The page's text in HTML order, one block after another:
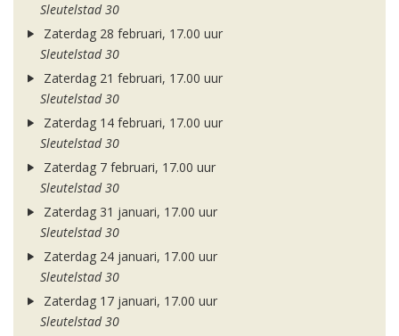
Sleutelstad 30
Zaterdag 28 februari, 17.00 uur
Sleutelstad 30
Zaterdag 21 februari, 17.00 uur
Sleutelstad 30
Zaterdag 14 februari, 17.00 uur
Sleutelstad 30
Zaterdag 7 februari, 17.00 uur
Sleutelstad 30
Zaterdag 31 januari, 17.00 uur
Sleutelstad 30
Zaterdag 24 januari, 17.00 uur
Sleutelstad 30
Zaterdag 17 januari, 17.00 uur
Sleutelstad 30